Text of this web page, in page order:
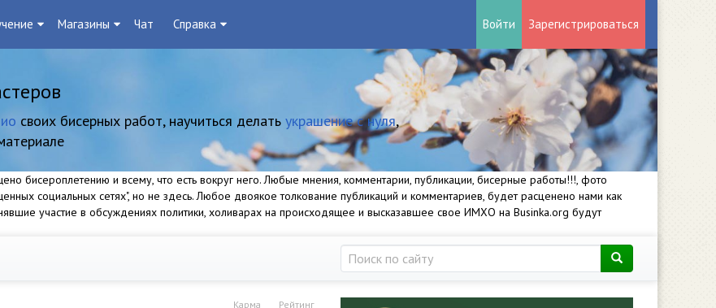
Магазины Чат Справка Войти Зарегистрироваться
своих бисерных работ, научиться делать украшение с нуля,
бисероплетению и всему, что есть вокруг него. Любые мнения, комментарии, публикации, бисерные работы!!!, фото
социальных сетях", но не здесь. Любое двоякое толкование публикаций и комментариев, будет расценено нами как
участие в обсуждениях политики, холиварах на происходящее и высказавшее свое ИМХО на Businka.org будут
Рейтинг
Карма